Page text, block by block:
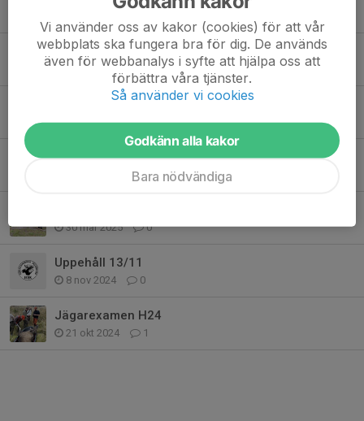
Uppskjutning hagel sö 18/5 kl 15
8 maj 2025 0
Uppskjutning hagel sö 4/5 kl 14
18 apr 2025 0
Uppskjutning hagel söndag 27/4 kl 14
0
30 mar 2025 0
Uppehåll 13/11
8 nov 2024 0
Jägarexamen H24
21 okt 2024 1
Vi använder oss av kakor (cookies) för att vår
webbplats ska fungera bra för dig. De används
även för webbanalys i syfte att hjälpa oss att
förbättra våra tjänster.
Så använder vi cookies
Godkänn alla kakor
Bara nödvändiga